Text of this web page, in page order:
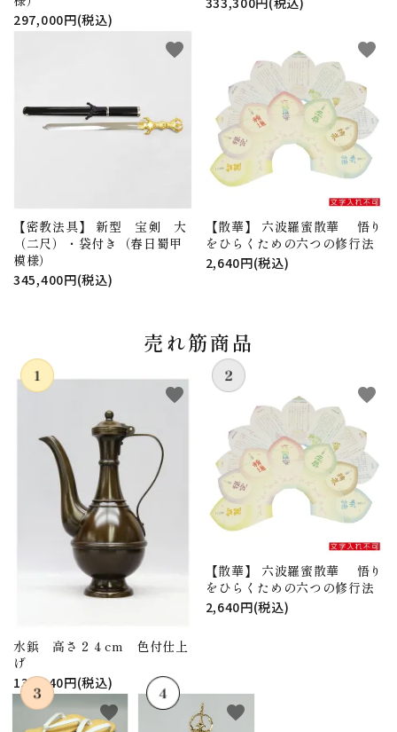
297,000円(税込)
【密教法具】 新型 宝剣 大
（二尺）・袋付き（春日蜀甲
模様）
345,400円(税込)
favorite
【散華】 六波羅蜜散華 悟り
をひらくための六つの修行法
2,640円(税込)
favorite
売れ筋商品
水鋲 高さ２４cm 色付仕上
げ
130,240円(税込)
favorite
【散華】 六波羅蜜散華 悟り
をひらくための六つの修行法
2,640円(税込)
favorite
favorite favorite